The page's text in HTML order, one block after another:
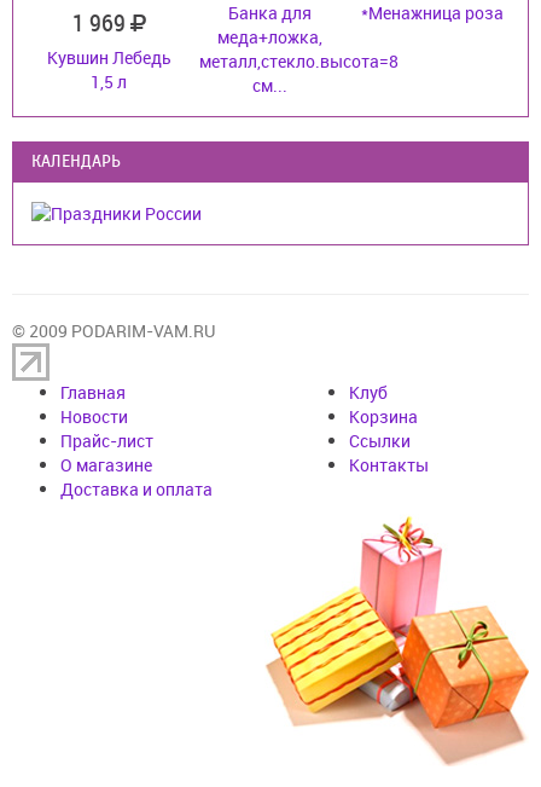
1 969
Кувшин Лебедь
1,5 л
Банка для
меда+ложка,
металл,стекло.высота=8
см...
*Менажница роза
КАЛЕНДАРЬ
© 2009 PODARIM-VAM.RU
Главная
Новости
Прайс-лист
О магазине
Доставка и оплата
Клуб
Корзина
Cсылки
Контакты